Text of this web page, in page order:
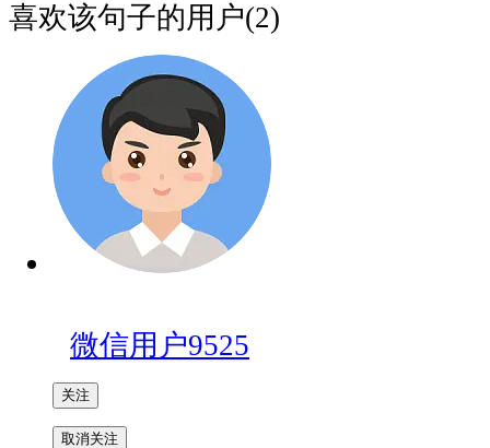
喜欢该句子的用户(2)
微信用户9525
关注
取消关注